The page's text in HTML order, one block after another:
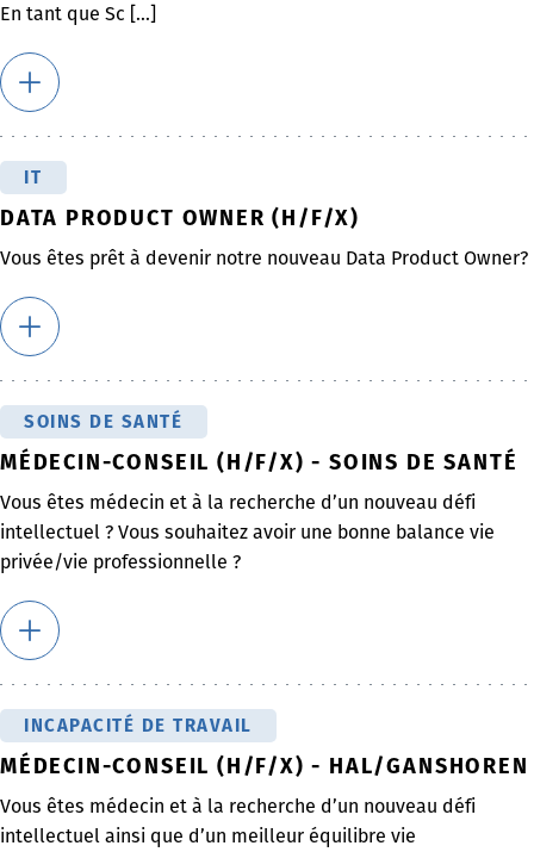
En tant que Sc [...]
IT
DATA PRODUCT OWNER (H/F/X)
Vous êtes prêt à devenir notre nouveau Data Product Owner?
SOINS DE SANTÉ
MÉDECIN-CONSEIL (H/F/X) - SOINS DE SANTÉ
Vous êtes médecin et à la recherche d’un nouveau défi
intellectuel ? Vous souhaitez avoir une bonne balance vie
privée/vie professionnelle ?
INCAPACITÉ DE TRAVAIL
MÉDECIN-CONSEIL (H/F/X) - HAL/GANSHOREN
Vous êtes médecin et à la recherche d’un nouveau défi
intellectuel ainsi que d’un meilleur équilibre vie